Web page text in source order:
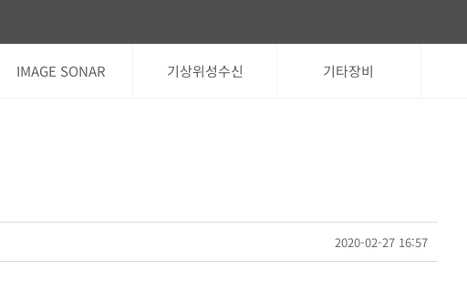
IMAGE SONAR 기상위성수신 기타장비
2020-02-27 16:57